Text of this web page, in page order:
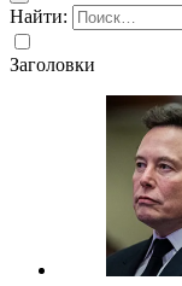
Найти:
Заголовки